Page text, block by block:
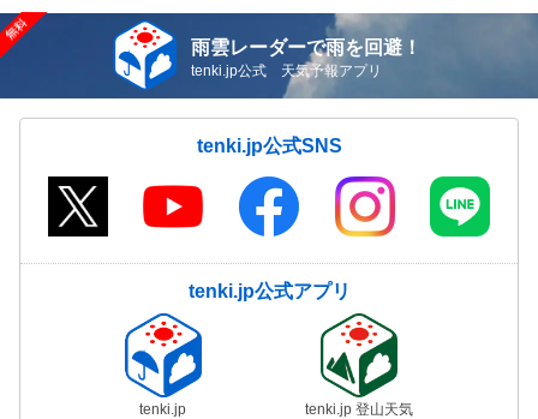
雨雲レーダーで雨を回避！
tenki.jp公式 天気予報アプリ
tenki.jp公式SNS
tenki.jp公式アプリ
tenki.jp tenki.jp 登山天気